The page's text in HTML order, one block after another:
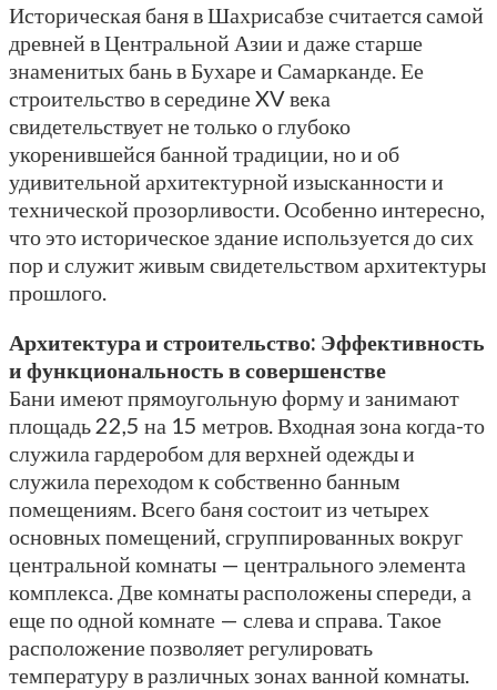
Историческая баня в Шахрисабзе считается самой
древней в Центральной Азии и даже старше
знаменитых бань в Бухаре и Самарканде. Ее
строительство в середине XV века
свидетельствует не только о глубоко
укоренившейся банной традиции, но и об
удивительной архитектурной изысканности и
технической прозорливости. Особенно интересно,
что это историческое здание используется до сих
пор и служит живым свидетельством архитектуры
прошлого.
Архитектура и строительство: Эффективность
и функциональность в совершенстве
Бани имеют прямоугольную форму и занимают
площадь 22,5 на 15 метров. Входная зона когда-то
служила гардеробом для верхней одежды и
служила переходом к собственно банным
помещениям. Всего баня состоит из четырех
основных помещений, сгруппированных вокруг
центральной комнаты — центрального элемента
комплекса. Две комнаты расположены спереди, а
еще по одной комнате — слева и справа. Такое
расположение позволяет регулировать
температуру в различных зонах ванной комнаты.